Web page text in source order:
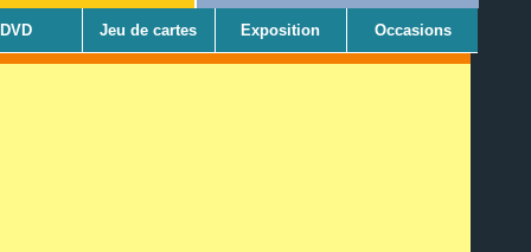
DVD Jeu de cartes Exposition Occasions